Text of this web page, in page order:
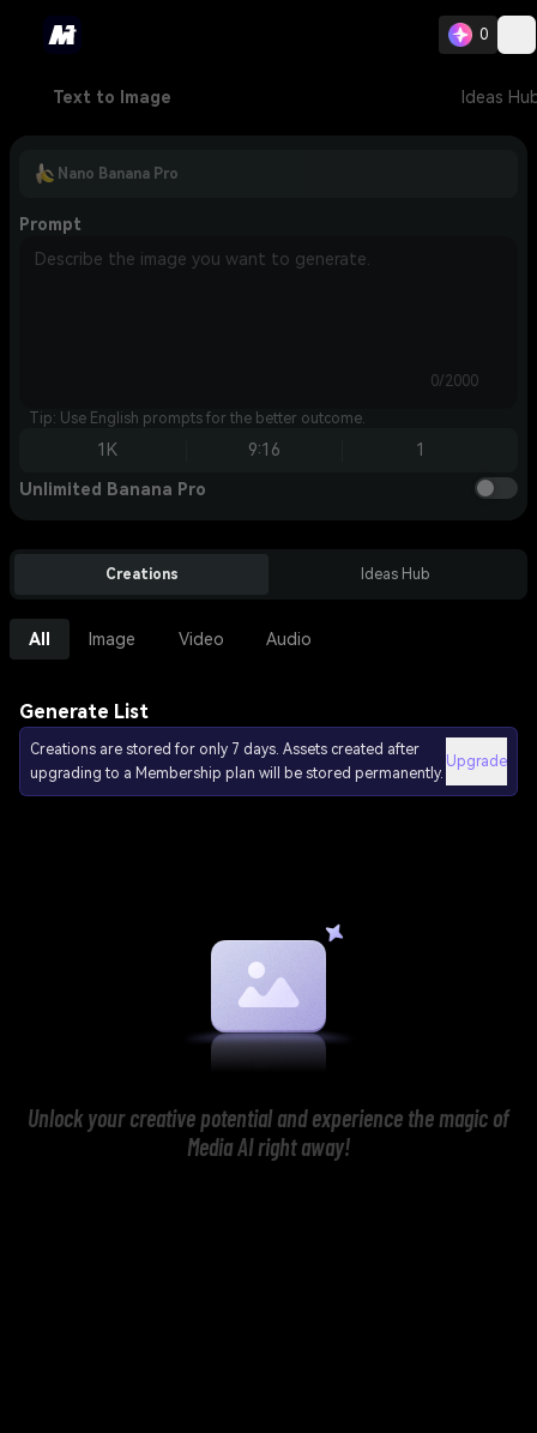
0
Text to Image Ideas
Nano Banana Pro
Prompt
0/2000
Tip: Use English prompts for the better outcome.
1K 9:16 1
Unlimited Banana Pro
Creations Ideas Hub
All Image Video Audio
Generate List
Creations are stored for only 7 days. Assets created after
upgrading to a Membership plan will be stored permanently.
Upgrade
Unlock your creative potential and experience the magic of
Media AI right away!